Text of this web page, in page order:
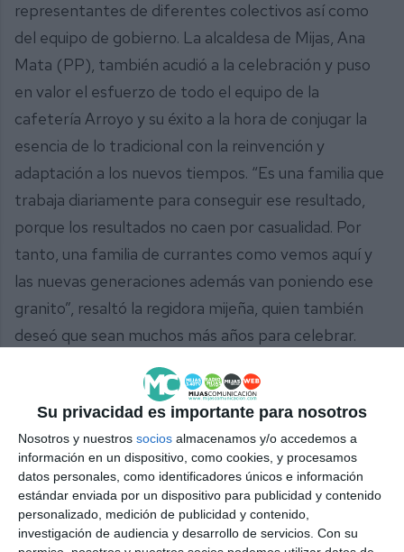
Su privacidad es importante para nosotros
Nosotros y nuestros socios almacenamos y/o accedemos a
información en un dispositivo, como cookies, y procesamos
datos personales, como identificadores únicos e información
estándar enviada por un dispositivo para publicidad y contenido
personalizado, medición de publicidad y contenido,
investigación de audiencia y desarrollo de servicios. Con su
representantes de diferentes colectivos así como
del equipo de gobierno. La alcaldesa de Mijas, Ana
Mata (PP), también acudió a la celebración y puso
en valor el esfuerzo de todo el equipo de la
cafetería Arroyo y su éxito a la hora de conjugar la
esencia de lo tradicional con la reinvención y
adaptación a los nuevos tiempos. “Es una familia que
trabaja diariamente para conseguir ese resultado,
porque los resultados no caen por casualidad. Por
tanto, una familia de currantes como vemos aquí y
las nuevas generaciones además van poniendo ese
granito”, resaltó la regidora mijeña, quien también
deseó que sean muchos más años para celebrar.
Entre los asistentes, Soledad Palomo, clienta desde
hace algunos años, resaltó que “nos acogen como
familia y estamos muy agusto con ellos aquí, nos
reciben como familia”, mientras que Fabri Matín,
uno de los clientes más antiguos, apuntó “que siga
manteniéndose como todos este año, este bar que
es muy importante, para los turistas que vienen en